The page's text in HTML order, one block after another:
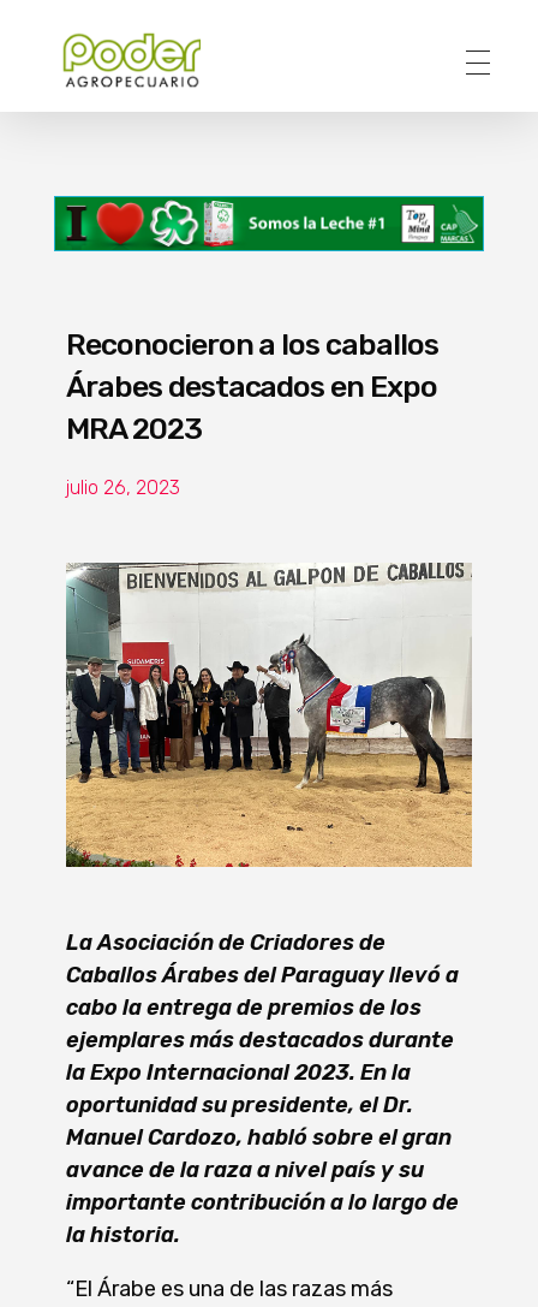
Reconocieron a los caballos
Árabes destacados en Expo
MRA 2023
julio 26, 2023
La Asociación de Criadores de
Caballos Árabes del Paraguay llevó a
cabo la entrega de premios de los
ejemplares más destacados durante
la Expo Internacional 2023. En la
oportunidad su presidente, el Dr.
Manuel Cardozo, habló sobre el gran
avance de la raza a nivel país y su
importante contribución a lo largo de
la historia.
“El Árabe es una de las razas más